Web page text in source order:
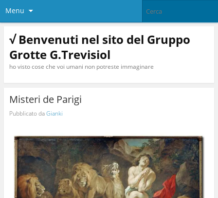
Menu
√ Benvenuti nel sito del Gruppo
Grotte G.Trevisiol
ho visto cose che voi umani non potreste immaginare
Misteri de Parigi
Pubblicato daGianki